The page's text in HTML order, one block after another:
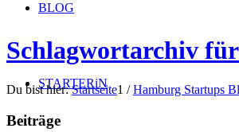
BLOG
STARTERiN
Schlagwortarchiv
Du bist hier: Startseite1 / Hamburg Startups
Beiträge